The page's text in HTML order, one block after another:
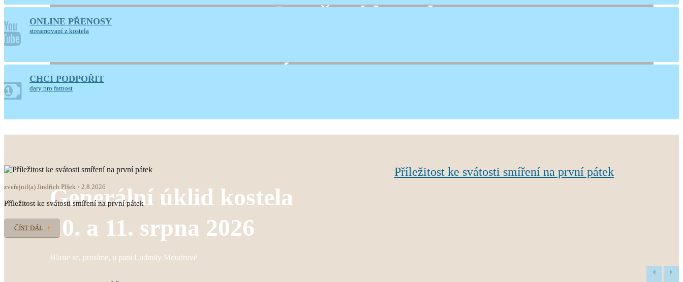
Otevřený kostel
Generální úklid kostela
10. a 11. srpna 2026
Hlaste se, prosíme, u paní Ludmily Moudrové
ONLINE PŘENOSY
streamovaní z kostela
CHCI PODPOŘIT
dary pro farnost
Příležitost ke svátosti smíření na první pátek
zveřejnil(a) Jindřich Plšek 2.8.2026
Příležitost ke svátosti smíření na první pátek
ČÍST DÁL